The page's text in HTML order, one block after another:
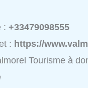
:+33479098555
: https://
Tourisme à